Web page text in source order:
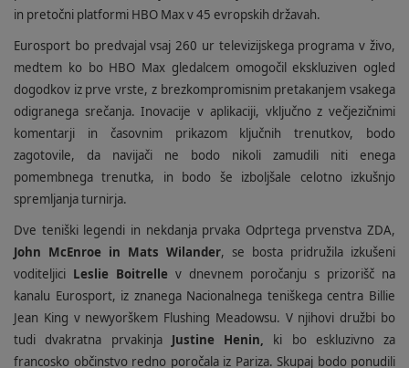
in pretočni platformi HBO Max v 45 evropskih državah.
Eurosport bo predvajal vsaj 260 ur televizijskega programa v živo,
medtem ko bo HBO Max gledalcem omogočil ekskluziven ogled
dogodkov iz prve vrste, z brezkompromisnim pretakanjem vsakega
odigranega srečanja. Inovacije v aplikaciji, vključno z večjezičnimi
komentarji in časovnim prikazom ključnih trenutkov, bodo
zagotovile, da navijači ne bodo nikoli zamudili niti enega
pomembnega trenutka, in bodo še izboljšale celotno izkušnjo
spremljanja turnirja.
Dve teniški legendi in nekdanja prvaka Odprtega prvenstva ZDA,
John McEnroe in Mats Wilander, se bosta pridružila izkušeni
voditeljici Leslie Boitrelle v dnevnem poročanju s prizorišč na
kanalu Eurosport, iz znanega Nacionalnega teniškega centra Billie
Jean King v newyorškem Flushing Meadowsu. V njihovi družbi bo
tudi dvakratna prvakinja Justine Henin, ki bo eskluzivno za
francosko občinstvo redno poročala iz Pariza. Skupaj bodo ponudili